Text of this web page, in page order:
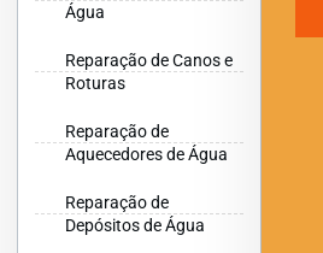
Água
Reparação de Canos e
Roturas
Reparação de
Aquecedores de Água
Reparação de
Depósitos de Água